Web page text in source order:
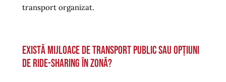
transport organizat.
Există mijloace de transport public sau opțiuni
de ride-sharing în zonă?